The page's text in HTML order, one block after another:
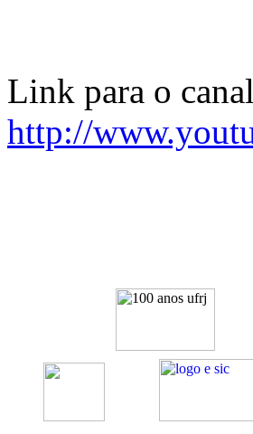
Link para o
http://